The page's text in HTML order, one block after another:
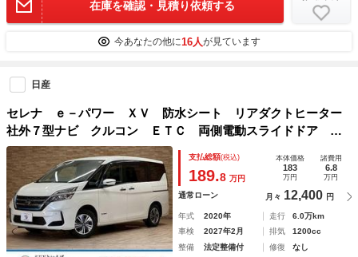
在庫を確認・見積り依頼する
今あなたの他に16人が見ています
日産
セレナ ｅ－パワー ＸＶ 防水シート リアダクトヒーター
社外７型ナビ クルコン ＥＴＣ 両側電動スライドドア Ｂ
ＳＭ クリランスソナー スマートキー プッシュスタート
バックカメラ フルセグ 純正アルミ エコモード
支払総額(税込)
189.8 万円
本体価格
183
万円
諸費用
6.8
万円
通常ローン 月々 12,400 円
年式 2020年 走行
6.0万km
車検
2027年2月 排気
1200cc
整備
法定整備付 修復
なし